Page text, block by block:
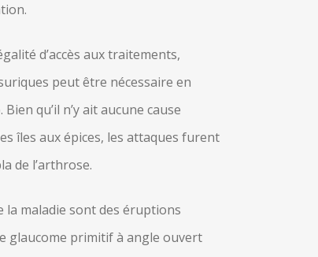
d’accès aux traitements,
peut être nécessaire en
qu’il n’y ait aucune cause
îles aux épices, les attaques furent
de l’arthrose.
la maladie sont des éruptions
glaucome primitif à angle ouvert